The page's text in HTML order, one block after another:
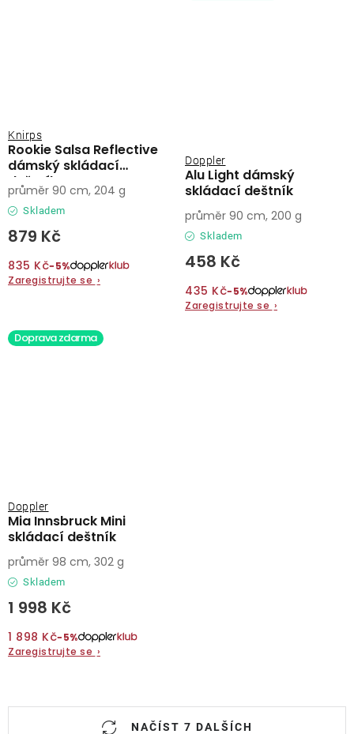
Rookie Salsa Reflective
dámský skládací
deštník
Knirps
Skladem
879 Kč
835 Kč−5%
Zaregistrujte se ›
průměr 90 cm, 204 g
Alu Light dámský
skládací deštník
Doppler
Skladem
458 Kč
435 Kč−5%
Zaregistrujte se ›
průměr 90 cm, 200 g
Doprava zdarma
Mia Innsbruck Mini
skládací deštník
Doppler
Skladem
1 998 Kč
1 898 Kč−5%
Zaregistrujte se ›
průměr 98 cm, 302 g
O
NAČÍST 7 DALŠÍCH